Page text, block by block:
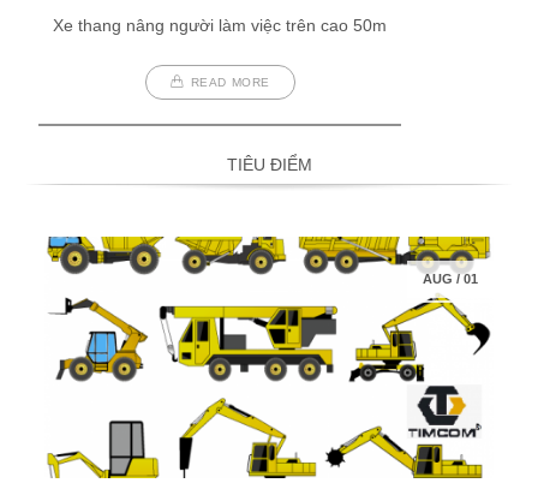
Xe thang nâng người làm việc trên cao 50m
READ MORE
TIÊU ĐIỂM
AUG /01